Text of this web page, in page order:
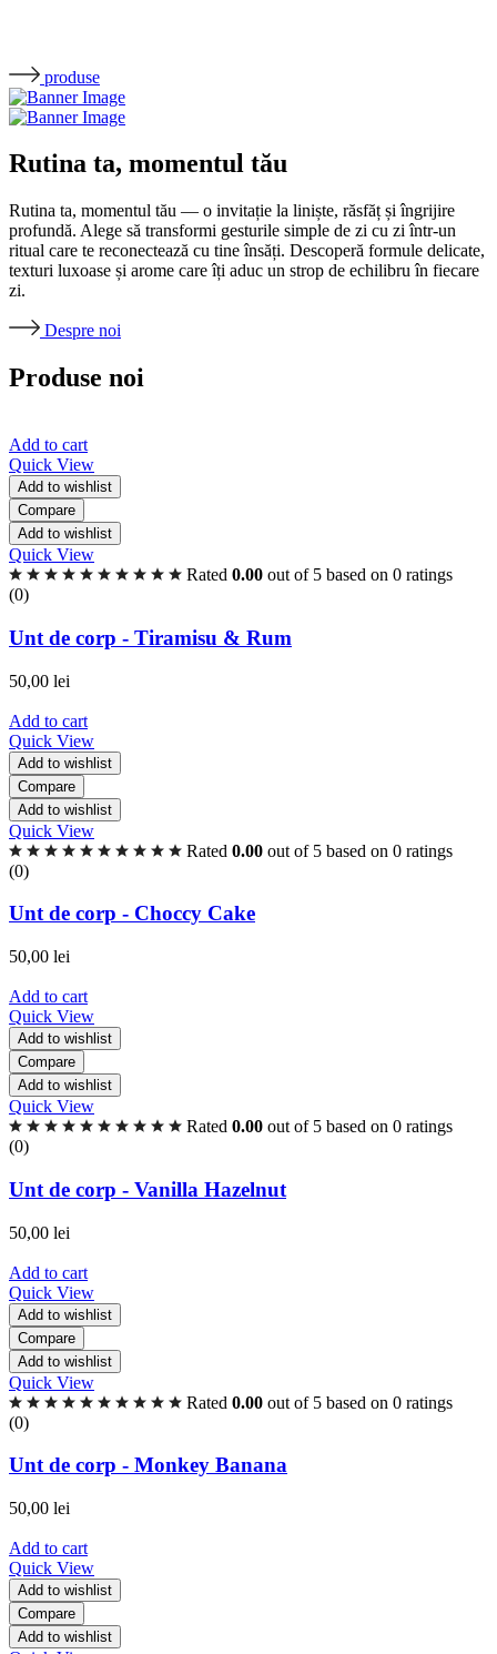
produse
Rutina ta, momentul tău
Rutina ta, momentul tău — o invitație la liniște, răsfăț și îngrijire
profundă. Alege să transformi gesturile simple de zi cu zi într-un
ritual care te reconectează cu tine însăți. Descoperă formule delicate,
texturi luxoase și arome care îți aduc un strop de echilibru în fiecare
zi.
Despre noi
Produse noi
Add to cart
Quick View
Add to wishlist
Compare
Add to wishlist
Quick View
Rated 0.00 out of 5 based on 0 ratings
(0)
Unt de corp - Tiramisu & Rum
50,00 lei
Add to cart
Quick View
Add to wishlist
Compare
Add to wishlist
Quick View
Rated 0.00 out of 5 based on 0 ratings
(0)
Unt de corp - Choccy Cake
50,00 lei
Add to cart
Quick View
Add to wishlist
Compare
Add to wishlist
Quick View
Rated 0.00 out of 5 based on 0 ratings
(0)
Unt de corp - Vanilla Hazelnut
50,00 lei
Add to cart
Quick View
Add to wishlist
Compare
Add to wishlist
Quick View
Rated 0.00 out of 5 based on 0 ratings
(0)
Unt de corp - Monkey Banana
50,00 lei
Add to cart
Quick View
Add to wishlist
Compare
Add to wishlist